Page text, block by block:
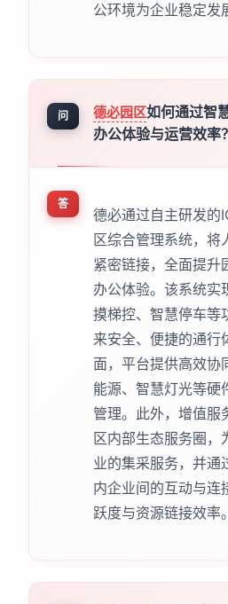
公环境为企业稳定发
问 德必园区如何通过智
办公体验与运营效率？
答
德必通过自主研发的
区综合管理系统，将
紧密链接，全面提升
办公体验。该系统实
摸梯控、智慧停车等
来安全、便捷的通行
面，平台提供高效协
能源、智慧灯光等硬
管理。此外，增值服
区内部生态服务圈，
业的集采服务，并通
内企业间的互动与连
跃度与资源链接效率。